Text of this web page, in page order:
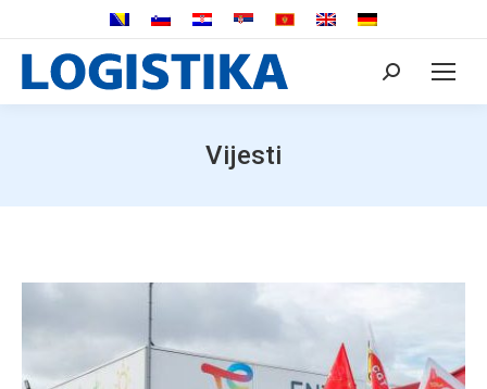
Search:
Vijesti